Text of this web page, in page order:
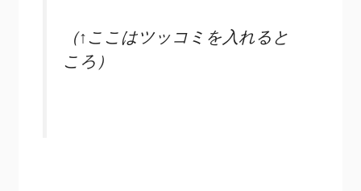
（↑ここはツッコミを入れると
ころ）